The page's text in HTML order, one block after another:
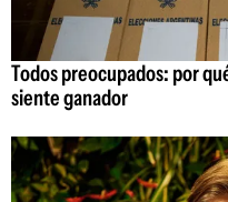
Todos preocupados: por
siente ganador